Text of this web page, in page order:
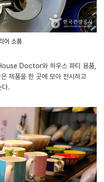
어 소품
Doctor와 하우스 파티 용품,
제품을 한 곳에 모아 전시하고
다.